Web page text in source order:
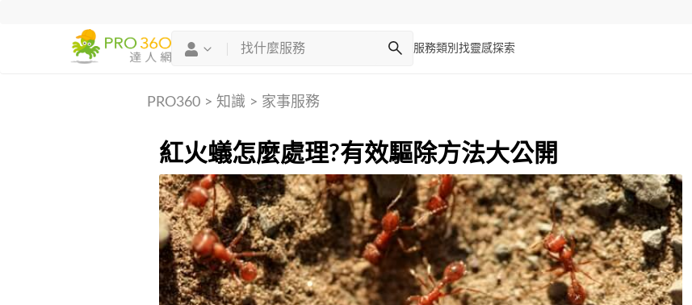
服務類別 找靈感探索
PRO360> 知識 > 家事服務
紅火蟻怎麼處理?有效驅除方法大公開